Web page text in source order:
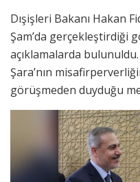
Dışişleri Bakanı Hakan
Şam’da gerçekleştirdiği
açıklamalarda
Şara’nın
görüşmeden duyduğu